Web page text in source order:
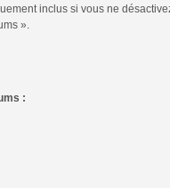
inclus si vous ne
».
: